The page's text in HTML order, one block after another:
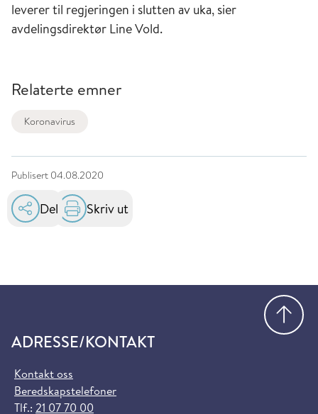
leverer til regjeringen i slutten av uka, sier
avdelingsdirektør Line Vold.
Relaterte emner
Koronavirus
Publisert 04.08.2020
Del Skriv ut
ADRESSE/KONTAKT
Kontakt oss
Beredskapstelefoner
Tlf.: 21 07 70 00